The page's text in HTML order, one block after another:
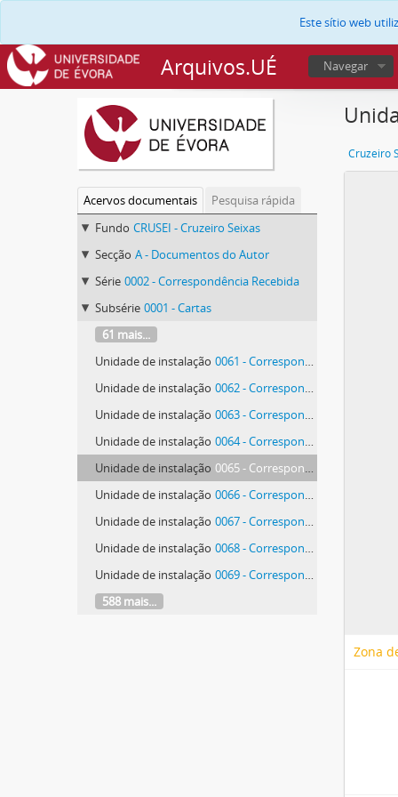
Este sítio web
Arquivos.UÉ Navegar
Acervos documentais
Pesquisa rápida
Fundo CRUSEI - Cruzeiro Seixas
Secção A - Documentos do Autor
Série 0002 - Correspondência Recebida
Subsérie 0001 - Cartas
61 mais...
Unidade de instalação 0061 - Correspondência de Antonio de Bianchi
Unidade de instalação 0062 - Correspondência de Antonio de Bianchi
Unidade de instalação 0063 - Correspondência de Antonio de Bianchi
Unidade de instalação 0064 - Correspondência de Antonio de Bianchi
Unidade de instalação 0065 - Correspondência de Antonio de Bianchi
Unidade de instalação 0066 - Correspondência de Antonio de Bianchi
Unidade de instalação 0067 - Correspondência de Antonio de Bianchi
Unidade de instalação 0068 - Correspondência de Antonio de Bianchi
Unidade de instalação 0069 - Correspondência de Antonio de Bianchi
588 mais...
Cruzeiro
Zona